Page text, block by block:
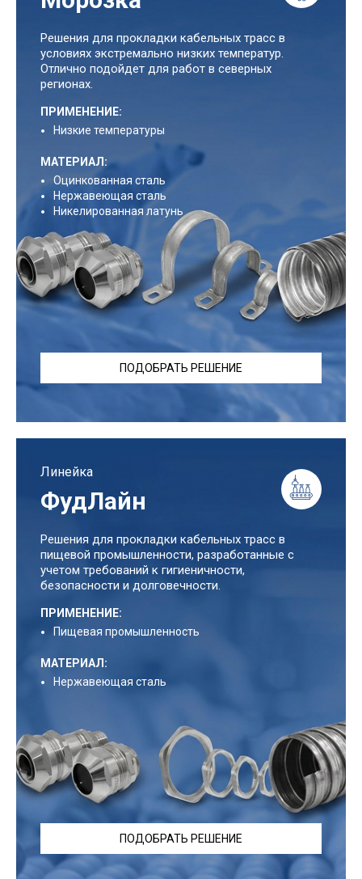
Решения для прокладки кабельных трасс в
условиях экстремально низких температур.
Отлично подойдет для работ в северных
регионах.
ПРИМЕНЕНИЕ:
Низкие температуры
МАТЕРИАЛ:
Оцинкованная сталь
Нержавеющая сталь
Никелированная латунь
ПОДОБРАТЬ РЕШЕНИЕ
Линейка
ФудЛайн
Решения для прокладки кабельных трасс в
пищевой промышленности, разработанные с
учетом требований к гигиеничности,
безопасности и долговечности.
ПРИМЕНЕНИЕ:
Пищевая промышленность
МАТЕРИАЛ:
Нержавеющая сталь
ПОДОБРАТЬ РЕШЕНИЕ